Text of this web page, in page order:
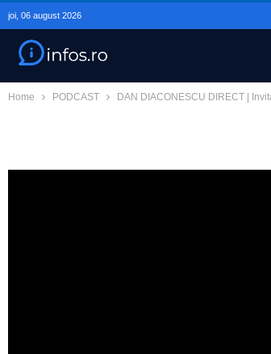
joi, 06 august 2026
Home PODCAST DAN DIACONESCU DIRECT |